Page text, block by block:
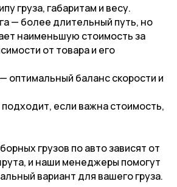
груза, габаритам и весу.
— более длительный путь, но
наименьшую стоимость за
от товара и его
оптимальный баланс скорости и
если важна стоимость,
грузов по авто зависят от
и наши менеджеры помогут
вариант для вашего груза.